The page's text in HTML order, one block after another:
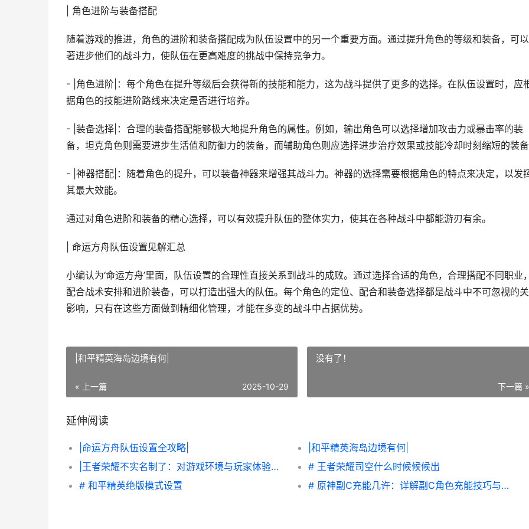
| 角色进阶与装备搭配
随着游戏的推进，角色的进阶和装备搭配成为队伍设置中的另一个重要方面。通过提升角色的等级和装备，可
著进步他们的战斗力，使队伍在更高难度的挑战中保持竞争力。
- |角色进阶|：每个角色在提升等级后会获得新的技能和能力，这为战斗提供了更多的选择。在队伍设置时，应
据角色的技能进阶路线来决定是否进行培养。
- |装备选择|：合理的装备搭配能够极大地提升角色的属性。例如，输出角色可以选择增加攻击力或暴击率的装
备，坦克角色则需要进步生活值和防御力的装备，而辅助角色则应选择进步治疗效果或技能冷却时刻缩短的装备
- |神器搭配|：随着角色的提升，可以装备神器来增强其战斗力。神器的选择需要根据角色的特点来决定，以发
其最大效能。
通过对角色进阶和装备的精心选择，可以有效提升队伍的整体实力，使其在各种战斗中都能游刃有余。
| 命运方舟队伍设置见解汇总
小编认为‘命运方舟’里面，队伍设置的合理性直接关系到战斗的成败。通过选择合适的角色，合理搭配不同职业，
配合战术安排和进阶装备，可以打造出强大的队伍。每个角色的定位、配合和装备选择都是战斗中不可忽视的
影响，只有在这些方面做到精细化管理，才能在多变的战斗中占据优势。
|和平精英海岛边境有何|
« 上一篇 2025-10-29
没有了！
下一篇 »
延伸阅读
|命运方舟队伍设置全攻略|
|和平精英海岛边境有何|
|王者荣耀不实名制了：对游戏环境与玩家体验的影响|
# 王者荣耀司空什么时候候候出
# 和平精英绝版模式设置
# 原神副C充能几许：详解副C角色充能技巧与玩法